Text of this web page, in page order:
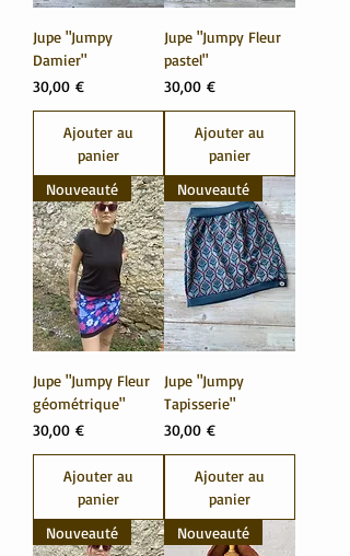
Jupe "Jumpy
Damier"
Prix
30,00 €
Ajouter au
panier
Jupe "Jumpy Fleur
pastel"
Prix
30,00 €
Ajouter au
panier
Nouveauté
Jupe "Jumpy Fleur
géométrique"
Prix
30,00 €
Ajouter au
panier
Nouveauté
Jupe "Jumpy
Tapisserie"
Prix
30,00 €
Ajouter au
panier
Nouveauté
Nouveauté